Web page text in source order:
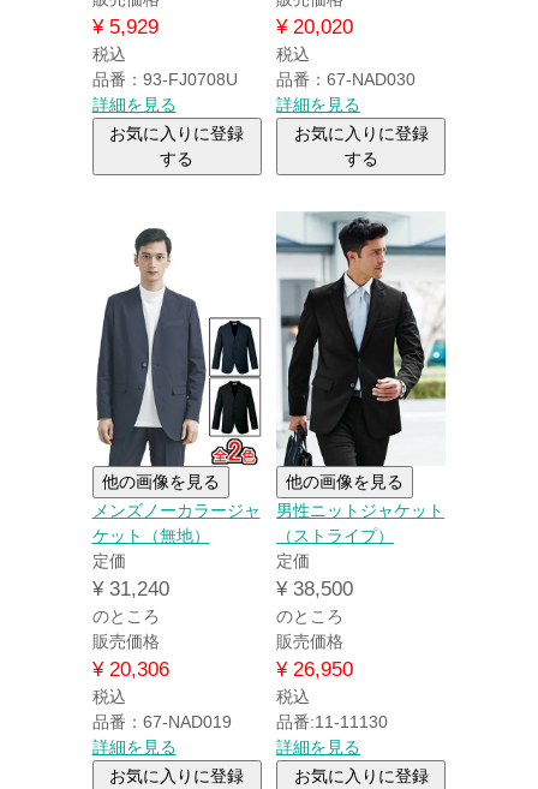
¥ 5,929
税込
品番：93-FJ0708U
詳細を見る
お気に入りに登録
する
¥ 20,020
税込
品番：67-NAD030
詳細を見る
お気に入りに登録
する
他の画像を見る
メンズノーカラージャ
ケット（無地）
定価
¥ 31,240
のところ
販売価格
¥ 20,306
税込
品番：67-NAD019
詳細を見る
お気に入りに登録
他の画像を見る
男性ニットジャケット
（ストライプ）
定価
¥ 38,500
のところ
販売価格
¥ 26,950
税込
品番:11-11130
詳細を見る
お気に入りに登録